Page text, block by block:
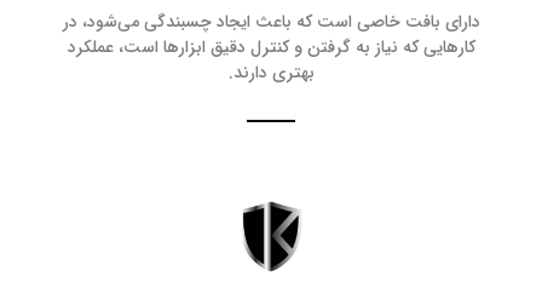
دارای بافت خاصی است که باعث ایجاد چسبندگی می‌شود، در
کارهایی که نیاز به گرفتن و کنترل دقیق ابزارها است، عملکرد
بهتری دارند.